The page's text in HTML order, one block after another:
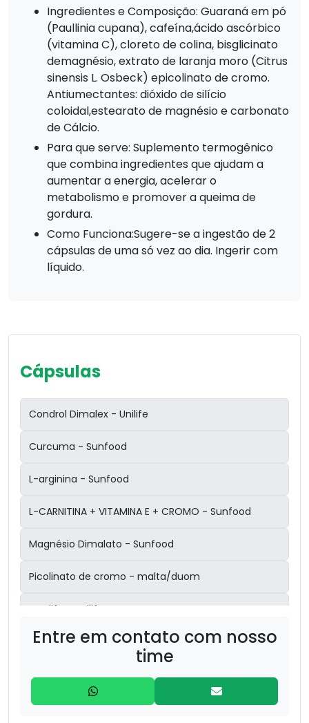
Ingredientes e Composição: Guaraná em pó
(Paullinia cupana), cafeína,ácido ascórbico
(vitamina C), cloreto de colina, bisglicinato
demagnésio, extrato de laranja moro (Citrus
sinensis L. Osbeck) epicolinato de cromo.
Antiumectantes: dióxido de silício
coloidal,estearato de magnésio e carbonato
de Cálcio.
Para que serve: Suplemento termogênico
que combina ingredientes que ajudam a
aumentar a energia, acelerar o
metabolismo e promover a queima de
gordura.
Como Funciona:Sugere-se a ingestão de 2
cápsulas de uma só vez ao dia. Ingerir com
líquido.
Cápsulas
Condrol Dimalex - Unilife
Curcuma - Sunfood
L-arginina - Sunfood
L-CARNITINA + VITAMINA E + CROMO - Sunfood
Magnésio Dimalato - Sunfood
Picolinato de cromo - malta/duom
Proslife - unilife
Psylium - Sunfood
3 magnésios inositol- malta/duom
:ÁCIDO HIALURÔNICO + COLÁGENO TIPO 2 - Sunfood
Entre em contato com nosso
time